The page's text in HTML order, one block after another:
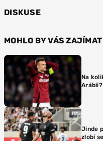
DISKUSE
MOHLO BY VÁS ZAJÍMAT
Na
Jinde
zlobí